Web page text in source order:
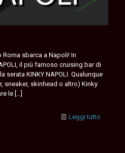
Roma sbarca a Napoli! In
il più famoso cruising bar di
serata KINKY NAPOLI. Qualunque
sneaker, skinhead o altro) Kinky
le […]
Leggi tutto